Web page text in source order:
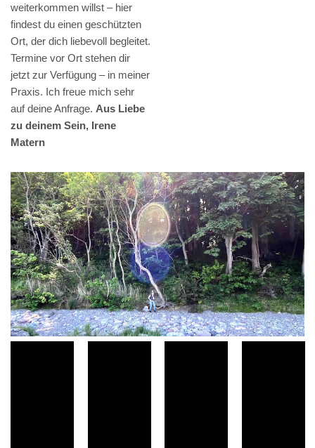
weiterkommen willst – hier
findest du einen geschützten
Ort, der dich liebevoll begleitet.
Termine vor Ort stehen dir
jetzt zur Verfügung – in meiner
Praxis. Ich freue mich sehr
auf deine Anfrage. Aus Liebe
zu deinem Sein, Irene
Matern